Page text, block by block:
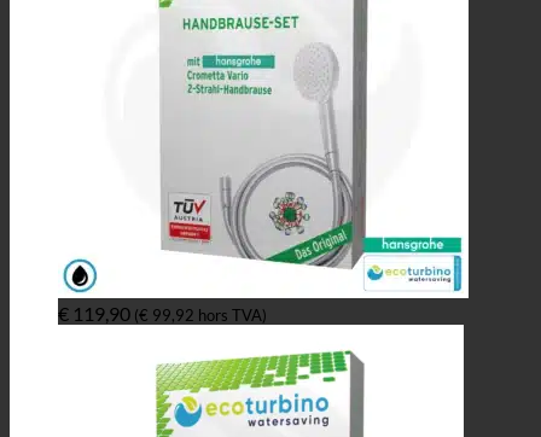
€ 119,90 (€ 99,92 hors TVA)